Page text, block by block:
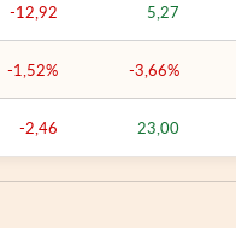
-12,92 5,27
-1,52% -3,66%
-2,46 23,00